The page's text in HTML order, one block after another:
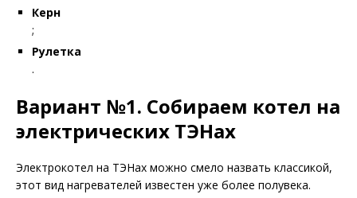
Керн
;
Рулетка
.
Вариант №1. Собираем котел на
электрических ТЭНах
Электрокотел на ТЭНах можно смело назвать классикой,
этот вид нагревателей известен уже более полувека.